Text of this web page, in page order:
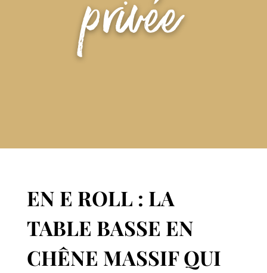
privée
EN E ROLL : LA
TABLE BASSE EN
CHÊNE MASSIF QUI